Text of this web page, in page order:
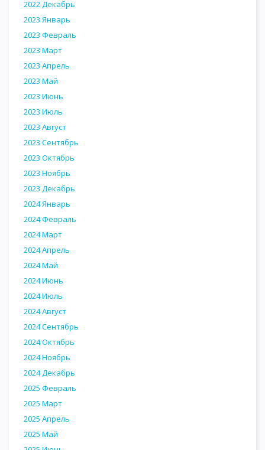
2022 Декабрь
2023 Январь
2023 Февраль
2023 Март
2023 Апрель
2023 Май
2023 Июнь
2023 Июль
2023 Август
2023 Сентябрь
2023 Октябрь
2023 Ноябрь
2023 Декабрь
2024 Январь
2024 Февраль
2024 Март
2024 Апрель
2024 Май
2024 Июнь
2024 Июль
2024 Август
2024 Сентябрь
2024 Октябрь
2024 Ноябрь
2024 Декабрь
2025 Февраль
2025 Март
2025 Апрель
2025 Май